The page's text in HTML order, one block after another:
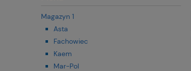
Magazyn 1
Asta
Fachowiec
Kaem
Mar-Pol